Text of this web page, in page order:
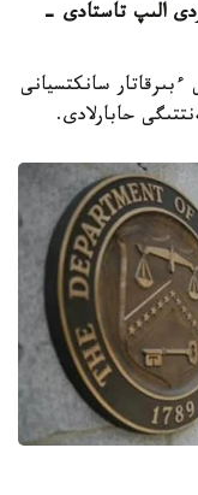
الىپ تاستادى -
سانكتسيانى